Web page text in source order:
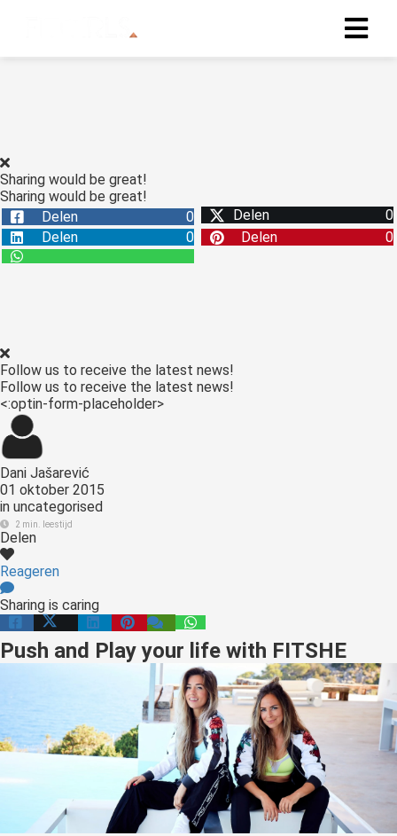
Sharing would be great!
Sharing would be great!
Delen
0 Delen
0
Delen
0 Delen 0
Follow us to receive the latest news!
Follow us to receive the latest news!
<:optin-form-placeholder>
Dani Jašarević
01 oktober 2015
in uncategorised
2 min. leestijd
Delen
Reageren
Sharing is caring
Push and Play your life with FITSHE